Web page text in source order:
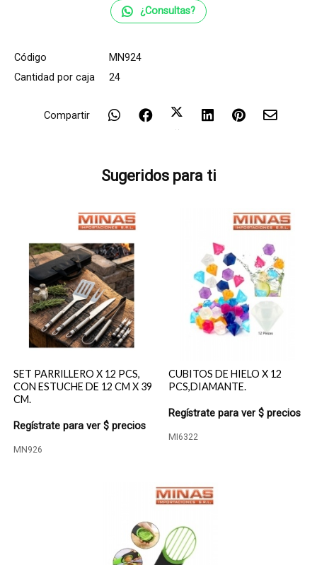
¿Consultas?
Código
MN924
Cantidad por caja
24
Compartir
Sugeridos para ti
SET PARRILLERO X 12 PCS,
CON ESTUCHE DE 12 CM X 39
CM.
Regístrate para ver $ precios
MN926
CUBITOS DE HIELO X 12
PCS,DIAMANTE.
Regístrate para ver $ precios
MI6322